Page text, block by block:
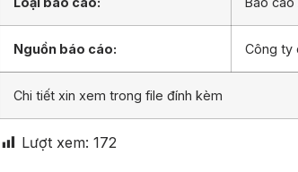
Nguồn báo cáo: Công ty
Chi tiết xin xem trong file đính kèm
Lượt xem: 172